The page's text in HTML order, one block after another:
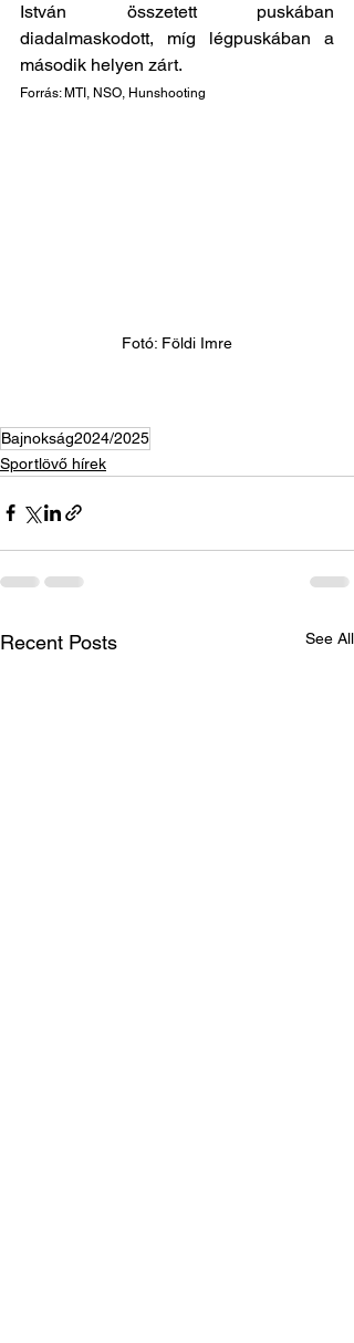
István összetett puskában
diadalmaskodott, míg légpuskában a
második helyen zárt.
Forrás: MTI, NSO, Hunshooting
Fotó: Földi Imre
Bajnokság2024/2025
Sportlövő hírek
Recent Posts See All